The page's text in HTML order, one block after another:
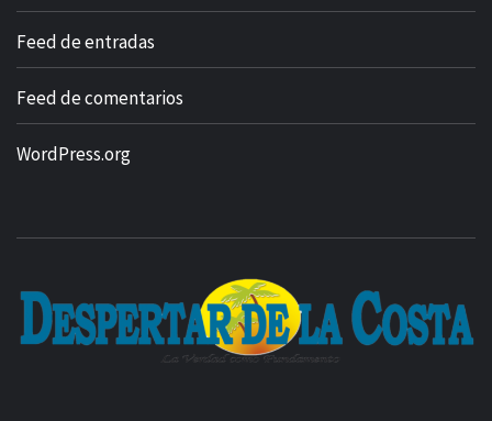
Feed de entradas
Feed de comentarios
WordPress.org